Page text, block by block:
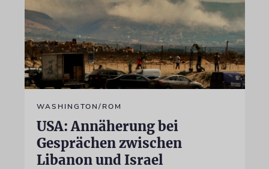
WASHINGTON/ROM
USA: Annäherung bei
Gesprächen zwischen
Libanon und Israel